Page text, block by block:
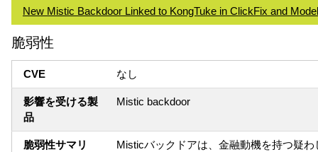
New Mistic Backdoor Linked to KongTuke in ClickFix and
脆弱性
CVE なし
影響を受ける製
品
Mistic backdoor
脆弱性サマリ Misticバックドアは、金融動機を持つ疑